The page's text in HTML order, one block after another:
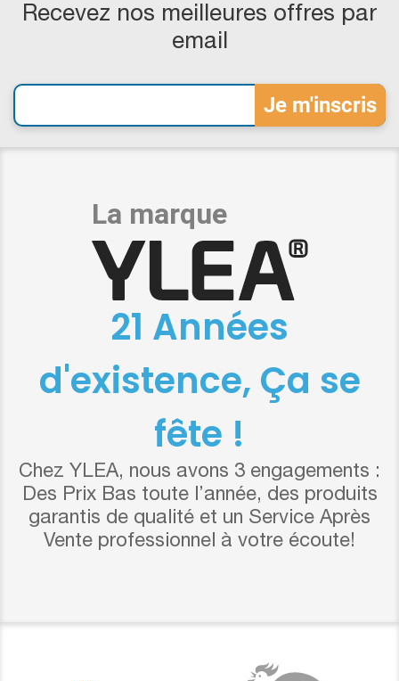
Recevez nos meilleures offres par
email
21 Années
d'existence, Ça se
fête !
Chez YLEA, nous avons 3 engagements :
Des Prix Bas toute l’année, des produits
garantis de qualité et un Service Après
Vente professionnel à votre écoute!